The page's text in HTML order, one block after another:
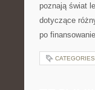
poznają świat
dotyczące
po